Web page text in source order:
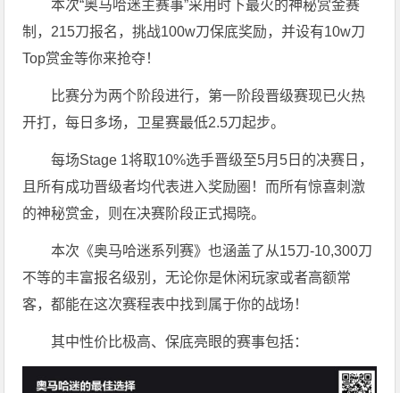
本次“奥马哈迷主赛事”采用时下最火的神秘赏金赛
制，215刀报名，挑战100w刀保底奖励，并设有10w刀
Top赏金等你来抢夺！
比赛分为两个阶段进行，第一阶段晋级赛现已火热
开打，每日多场，卫星赛最低2.5刀起步。
每场Stage 1将取10%选手晋级至5月5日的决赛日，
且所有成功晋级者均代表进入奖励圈！而所有惊喜刺激
的神秘赏金，则在决赛阶段正式揭晓。
本次《奥马哈迷系列赛》也涵盖了从15刀-10,300刀
不等的丰富报名级别，无论你是休闲玩家或者高额常
客，都能在这次赛程表中找到属于你的战场！
其中性价比极高、保底亮眼的赛事包括：